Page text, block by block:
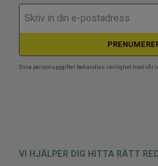
Dina personuppgifter behandlas i enlighet med vår
VI HJÄLPER DIG HITTA RÄTT